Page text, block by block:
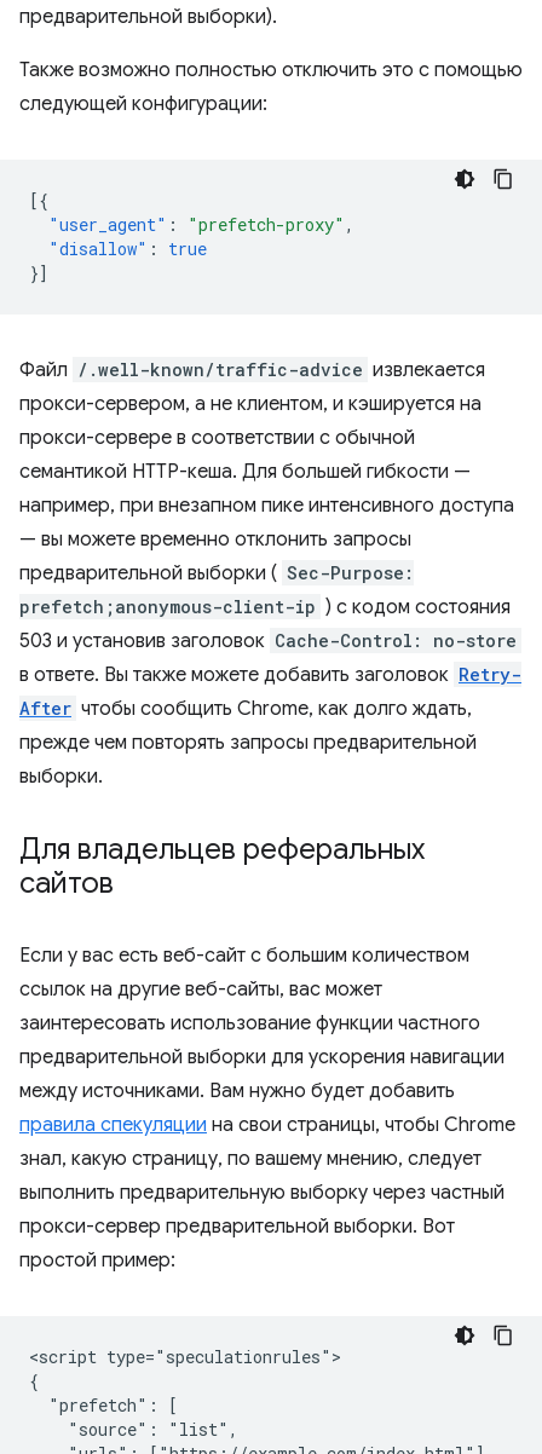
предварительной выборки).
Также возможно полностью отключить это с помощью
следующей конфигурации:
[{
"user_agent" : "prefetch-proxy" ,
"disallow" :
true
}]
Файл /.well-known/traffic-advice извлекается
прокси-сервером, а не клиентом, и кэшируется на
прокси-сервере в соответствии с обычной
семантикой HTTP-кеша. Для большей гибкости —
например, при внезапном пике интенсивного доступа
— вы можете временно отклонить запросы
предварительной выборки ( Sec-Purpose:
prefetch;anonymous-client-ip ) с кодом состояния
503 и установив заголовок Cache-Control: no-store
в ответе. Вы также можете добавить заголовок Retry-
After чтобы сообщить Chrome, как долго ждать,
прежде чем повторять запросы предварительной
выборки.
Для владельцев реферальных
сайтов
Если у вас есть веб-сайт с большим количеством
ссылок на другие веб-сайты, вас может
заинтересовать использование функции частного
предварительной выборки для ускорения навигации
между источниками. Вам нужно будет добавить
правила спекуляции на свои страницы, чтобы Chrome
знал, какую страницу, по вашему мнению, следует
выполнить предварительную выборку через частный
прокси-сервер предварительной выборки. Вот
простой пример:
<script type="speculationrules">
{
  "prefetch": [
    "source": "list",